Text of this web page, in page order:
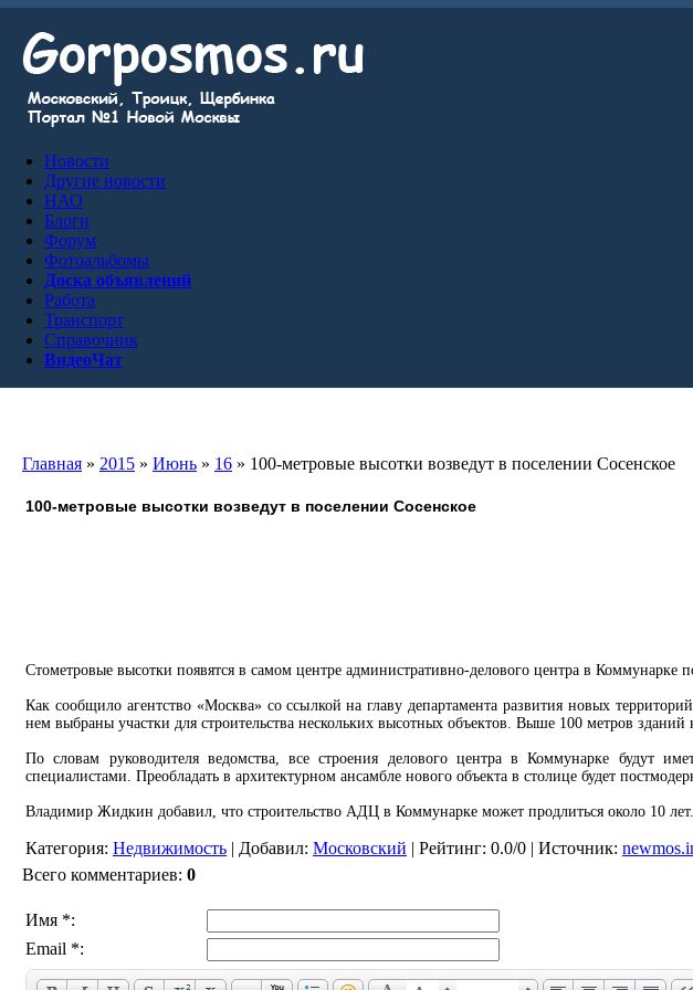
Новости
Другие новости
НАО
Блоги
Форум
Фотоальбомы
Доска объявлений
Работа
Транспорт
Справочник
ВидеоЧат
Главная » 2015 » Июнь » 16 » 100-метровые высотки возведут в поселении Сосенское
100-метровые высотки возведут в поселении Сосенское
Стометровые высотки появятся в самом центре административно-делового центра в Коммунарке
Как сообщило агентство «Москва» со ссылкой на главу департамента развития новых
нем выбраны участки для строительства нескольких высотных объектов. Выше 100 метров зданий
По словам руководителя ведомства, все строения делового центра в Коммунарке будут
специалистами. Преобладать в архитектурном ансамбле нового объекта в столице будет
Владимир Жидкин добавил, что строительство АДЦ в Коммунарке может продлиться около 10 лет.
Категория: Недвижимость | Добавил: Московский | Рейтинг: 0.0/0 | Источник:
Всего комментариев: 0
Имя *:
Email *: